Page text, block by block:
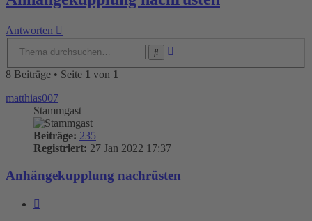
Antworten
8 Beiträge • Seite 1 von 1
matthias007
Stammgast
Beiträge: 235
Registriert: 27 Jan 2022 17:37
Anhängekupplung nachrüsten